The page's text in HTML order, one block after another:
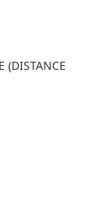
(DISTANCE